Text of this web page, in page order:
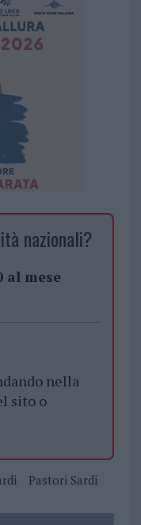
nazionali?
al mese
nella
sito o
Pastori Sardi